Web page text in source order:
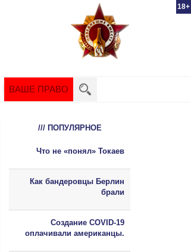
18+
ВАШЕ ПРАВО
/// ПОПУЛЯРНОЕ
Что не «понял» Токаев
Как бандеровцы Берлин
брали
Создание COVID-19
оплачивали американцы.